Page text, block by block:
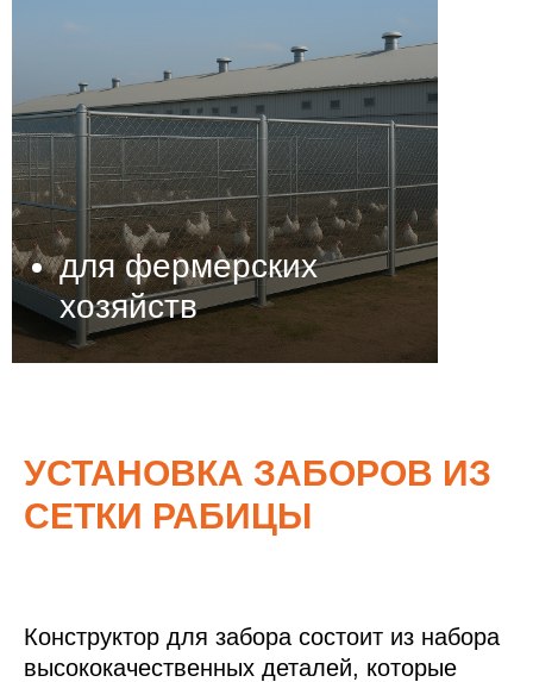
для фермерских
хозяйств
УСТАНОВКА ЗАБОРОВ ИЗ
СЕТКИ РАБИЦЫ
Конструктор для забора состоит из набора
высококачественных деталей, которые